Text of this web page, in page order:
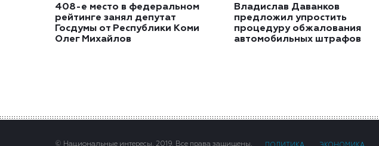
408-е место в федеральном
рейтинге занял депутат
Госдумы от Республики Коми
Олег Михайлов
Владислав Даванков
предложил упростить
процедуру обжалования
автомобильных штрафов
© Национальные интересы, 2019. Все права защищены.